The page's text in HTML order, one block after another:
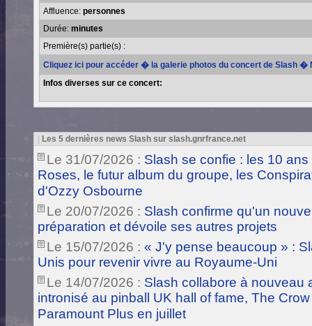
Affluence: personnes
Durée: minutes
Première(s) partie(s) :
Cliquez ici pour accéder � la galerie photos du concert de Slash �
Infos diverses sur ce concert:
Les 5 dernières news Slash sur slash.gnrfrance.net
Le 31/07/2026 : Slash se confie : les 10
Roses, le futur album du groupe, les
d'Ozzy Osbourne
Le 20/07/2026 : Slash confirme qu'un
préparation et dévoile ses autres projets
Le 15/07/2026 : « J'y pense beaucoup » :
Unis pour revenir vivre au Royaume-Uni
Le 14/07/2026 : Slash collabore à nouveau
intronisé au pinball UK hall of fame, The
Paramount Plus en juillet